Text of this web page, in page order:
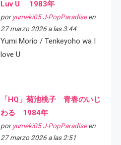
Luv U 1983年
por yumeki05 J-PopParadiseen
27 marzo 2026 a las 3:44
Yumi Morio / Tenkeyoho wa I
love U
「HQ」菊池桃子 青春のいじ
わる 1984年
por yumeki05 J-PopParadiseen
27 marzo 2026 a las 2:51